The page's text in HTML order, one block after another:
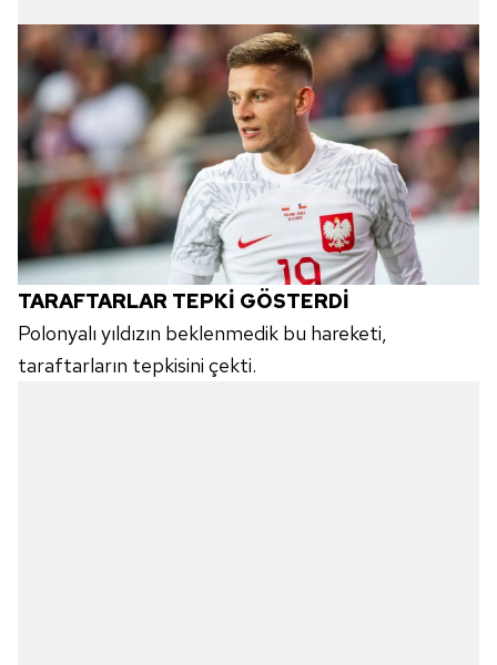
Çerezlere ilişkin tercihlerinizi aşağıda yer alan panel
vasıtasıyla belirleyebilirsiniz. Çerezlere ilişkin detaylı bilgi
için Ayarlar butonuna tıklayabilir,Çerez Bilgilendirme
Metnimizi
ziyaret edebilirsiniz.
6698 sayılı Kişisel Verilerin Korunması Kanunu uyarınca
hazırlanmış Aydınlatma Metnimizi okumak ve sitemizde
ilgili mevzuata uygun olarak kullanılan çerezlerle ilgili bilgi
almak için lütfentıklayınız
TARAFTARLAR TEPKİ GÖSTERDİ
Polonyalı yıldızın beklenmedik bu hareketi,
taraftarların tepkisini çekti.